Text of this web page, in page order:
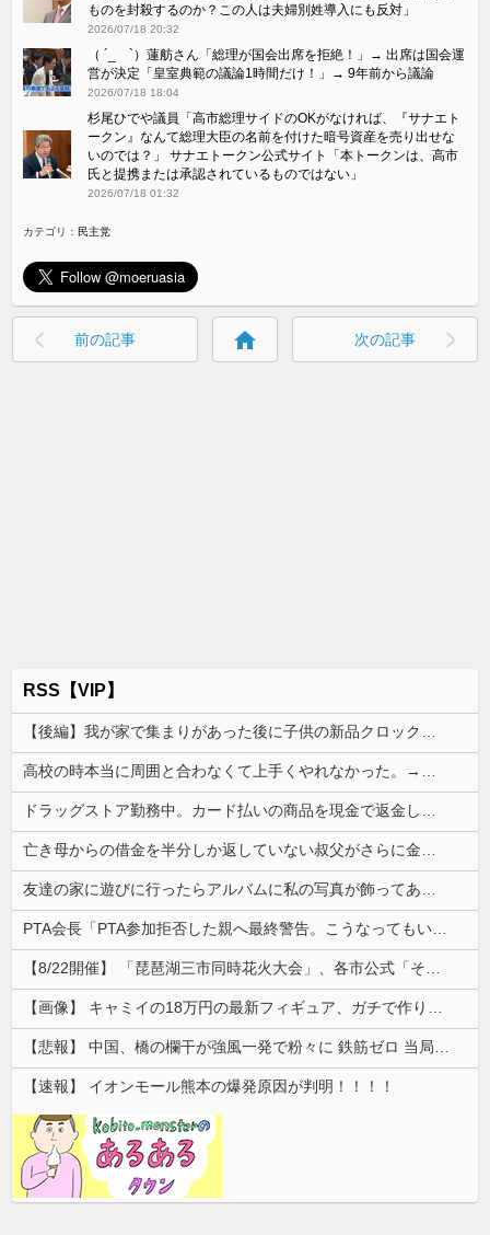
ものを封殺するのか？この人は夫婦別姓導入にも反対」
2026/07/18 20:32
（ ´_ゝ`）蓮舫さん「総理が国会出席を拒絶！」→ 出席は国会運
営が決定「皇室典範の議論1時間だけ！」→ 9年前から議論
2026/07/18 18:04
杉尾ひでや議員「高市総理サイドのOKがなければ、『サナエト
ークン』なんて総理大臣の名前を付けた暗号資産を売り出せな
いのでは？」 サナエトークン公式サイト「本トークンは、高市
氏と提携または承認されているものではない」
2026/07/18 01:32
カテゴリ： 民主党
前の記事 home 次の記事
RSS【VIP】
【速報】 イオンモール熊本の爆発原因が判明！！！！